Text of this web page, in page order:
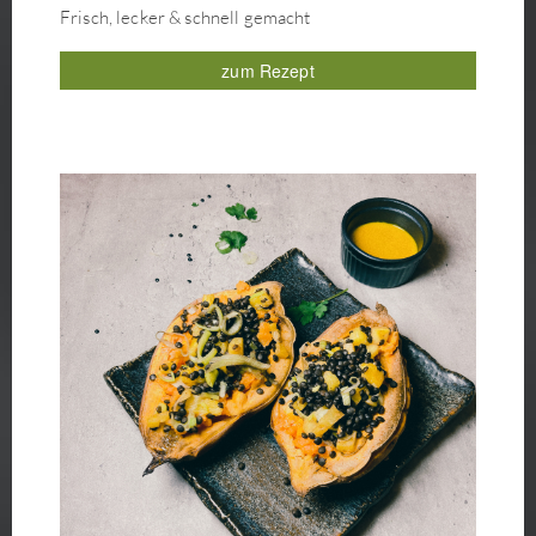
Frisch, lecker & schnell gemacht
zum Rezept